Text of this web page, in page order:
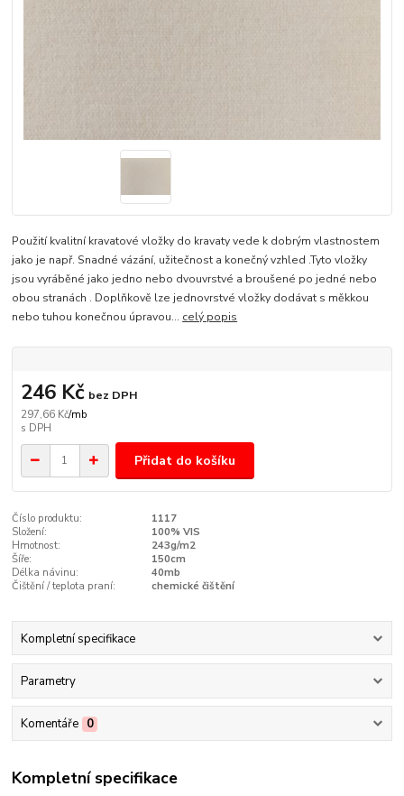
Použití kvalitní kravatové vložky do kravaty vede k dobrým vlastnostem
jako je např. Snadné vázání, užitečnost a konečný vzhled .Tyto vložky
jsou vyráběné jako jedno nebo dvouvrstvé a broušené po jedné nebo
obou stranách . Doplňkově lze jednovrstvé vložky dodávat s měkkou
nebo tuhou konečnou úpravou... celý popis
297,66 Kč/mb
246 Kč bez DPH
Přidat do košíku
Číslo produktu:
1117
Složení:
100% VIS
Hmotnost:
243g/m2
Šíře:
150cm
Délka návinu:
40mb
Čištění / teplota praní:
chemické čištění
Kompletní specifikace
Parametry
Komentáře 0
Kompletní specifikace